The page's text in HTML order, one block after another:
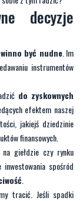
decyzje
być nudne. Im
instrumentów
do zyskownych
efektem naszej
jakiejś dziedzinie
finansowych.
na giełdzie czy rynku
inwestowania spośród
tracić. Jeśli spadki